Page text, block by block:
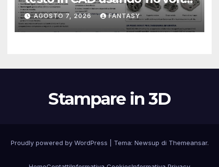
meno token
AGOSTO 7, 2026 FANTASY
Stampare in 3D
Proudly powered by WordPress Tema: Newsup di Themeansar.